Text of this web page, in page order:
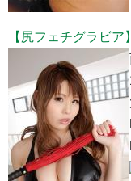
【尻フェチグラビア】